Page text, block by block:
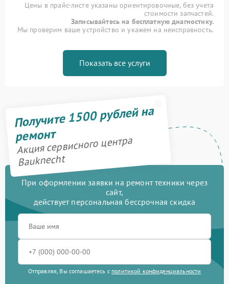
Цены в прайс-листе указаны ориентировочные, без учета
стоимости запчастей.
Записывайтесь на бесплатную диагностику.
Мы проверим ваше устройство и укажем на неисправность.
Показать все услуги
Получите 1500 рублей на
ремонт
Акция сервисного центра
Bauknecht
При оформлении заявки на ремонт техники через
сайт,
действует персональная бессрочная скидка
Отправляя, Вы соглашаетесь с политикой конфиденциальности